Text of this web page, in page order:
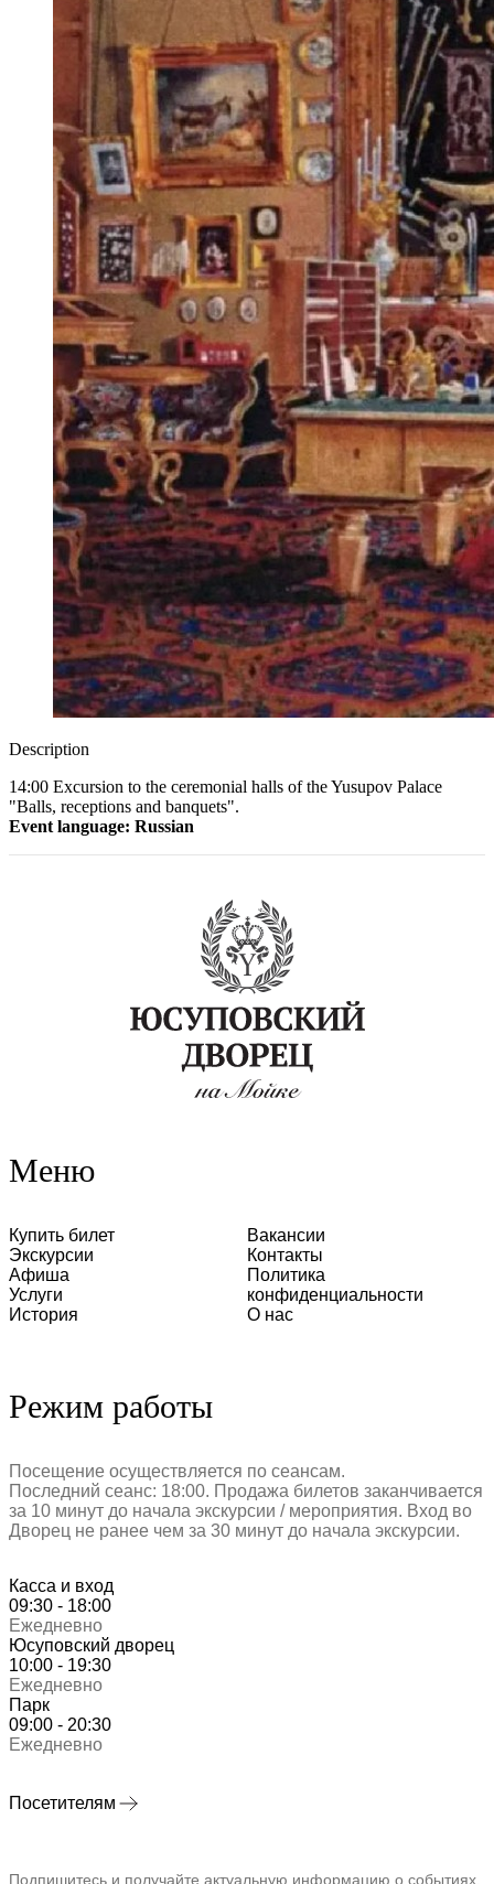
Description
14:00 Excursion to the ceremonial halls of the Yusupov Palace
"Balls, receptions and banquets".
Event language: Russian
Меню
Купить билет
Экскурсии
Афиша
Услуги
История
Вакансии
Контакты
Политика
конфиденциальности
О нас
Режим работы
Посещение осуществляется по сеансам.
Последний сеанс: 18:00. Продажа билетов заканчивается
за 10 минут до начала экскурсии / мероприятия. Вход во
Дворец не ранее чем за 30 минут до начала экскурсии.
Касса и вход
09:30 - 18:00
Ежедневно
Юсуповский дворец
10:00 - 19:30
Ежедневно
Парк
09:00 - 20:30
Ежедневно
Посетителям
Подпишитесь и получайте актуальную информацию о событиях,